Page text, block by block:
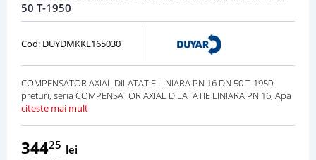
50 T-1950
Cod: DUYDMKKL165030
COMPENSATOR AXIAL DILATATIE LINIARA PN 16 DN 50 T-1950
preturi, seria COMPENSATOR AXIAL DILATATIE LINIARA PN 16, Apa
citeste mai mult
34425 lei